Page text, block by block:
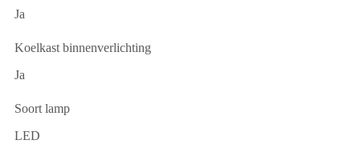
Ja
Koelkast binnenverlichting
Ja
Soort lamp
LED